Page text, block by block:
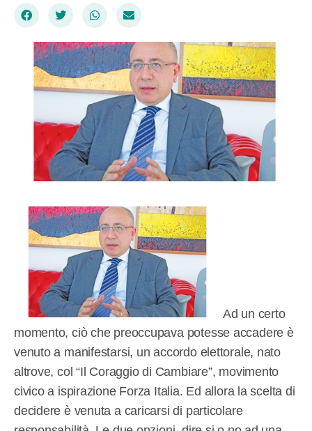
Ad un certo
momento, ciò che preoccupava potesse accadere è
venuto a manifestarsi, un accordo elettorale, nato
altrove, col “Il Coraggio di Cambiare”, movimento
civico a ispirazione Forza Italia. Ed allora la scelta di
decidere è venuta a caricarsi di particolare